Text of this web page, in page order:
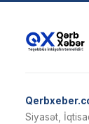
Siyasət,